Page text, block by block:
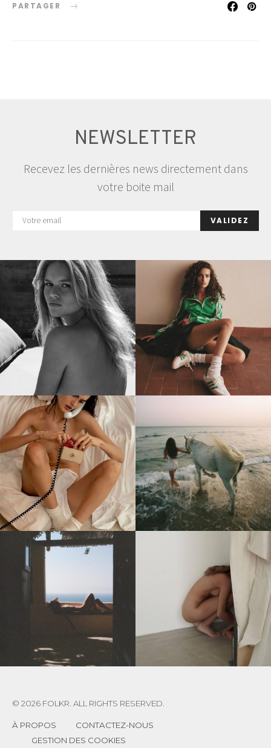
PARTAGER
NEWSLETTER
Recevez les dernières news directement dans
votre boite mail
VALIDEZ
© 2026 FOLKR. ALL RIGHTS RESERVED.
À PROPOS
CONTACTEZ-NOUS
GESTION DES COOKIES